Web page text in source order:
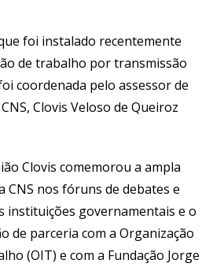
foi instalado recentemente
de trabalho por transmissão
coordenada pelo assessor de
Clovis Veloso de Queiroz
Clovis comemorou a ampla
CNS nos fóruns de debates e
instituições governamentais e o
de parceria com a Organização
(OIT) e com a Fundação Jorge